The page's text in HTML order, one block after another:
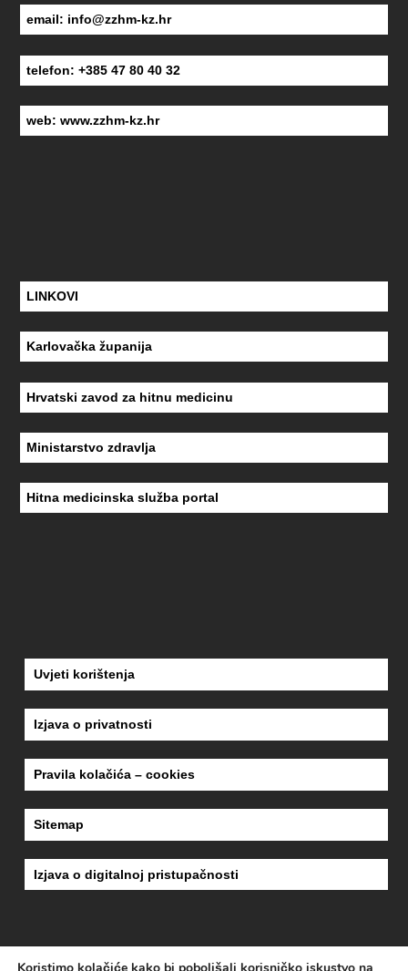
email: info@zzhm-kz.hr
telefon: +385 47 80 40 32
web:www.zzhm-kz.hr
LINKOVI
Karlovačka županija
Hrvatski zavod za hitnu medicinu
Ministarstvo zdravlja
Hitna medicinska služba portal
Uvjeti korištenja
Izjava o privatnosti
Pravila kolačića – cookies
Sitemap
Izjava o digitalnoj pristupačnosti